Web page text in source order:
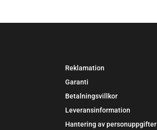
Reklamation
Garanti
Betalningsvillkor
Leveransinformation
Hantering av personuppgifter